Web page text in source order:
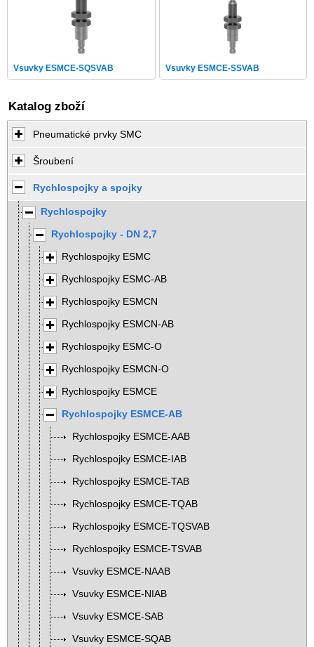
Vsuvky ESMCE-SQSVAB Vsuvky ESMCE-SSVAB
Katalog zboží
Pneumatické prvky SMC
Šroubení
Rychlospojky a spojky
Rychlospojky
Rychlospojky - DN 2,7
Rychlospojky ESMC
Rychlospojky ESMC-AB
Rychlospojky ESMCN
Rychlospojky ESMCN-AB
Rychlospojky ESMC-O
Rychlospojky ESMCN-O
Rychlospojky ESMCE
Rychlospojky ESMCE-AB
Rychlospojky ESMCE-AAB
Rychlospojky ESMCE-IAB
Rychlospojky ESMCE-TAB
Rychlospojky ESMCE-TQAB
Rychlospojky ESMCE-TQSVAB
Rychlospojky ESMCE-TSVAB
Vsuvky ESMCE-NAAB
Vsuvky ESMCE-NIAB
Vsuvky ESMCE-SAB
Vsuvky ESMCE-SQAB